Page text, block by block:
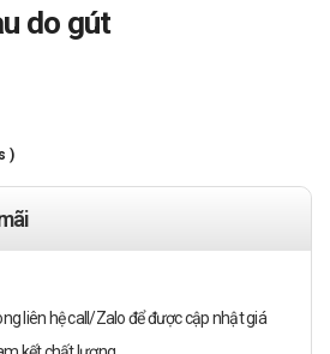
do gút
)
liên hệ call/Zalo để được cập nhật giá